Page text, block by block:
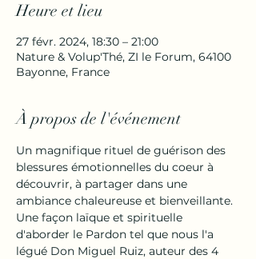
Heure et lieu
27 févr. 2024, 18:30 – 21:00
Nature & Volup'Thé, ZI le Forum, 64100
Bayonne, France
À propos de l'événement
Un magnifique rituel de guérison des
blessures émotionnelles du coeur à
découvrir, à partager dans une
ambiance chaleureuse et bienveillante.
Une façon laïque et spirituelle
d'aborder le Pardon tel que nous l'a
légué Don Miguel Ruiz, auteur des 4